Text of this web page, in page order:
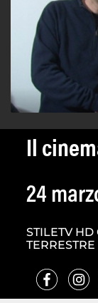
Il
24
STILETV
TERRESTRE